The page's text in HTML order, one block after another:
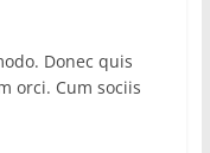
Donec quis
orci. Cum sociis